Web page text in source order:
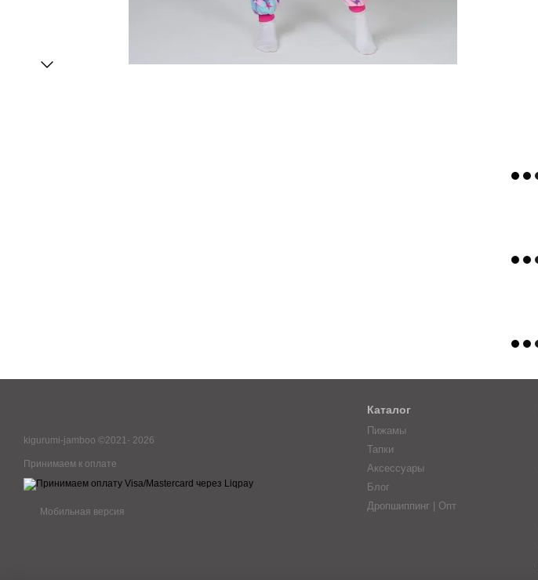
kigurumi-jamboo ©2021- 2026
Принимаем к оплате
Мобильная версия
Каталог
Пижамы
Тапки
Аксессуары
Блог
Дропшиппинг | Опт